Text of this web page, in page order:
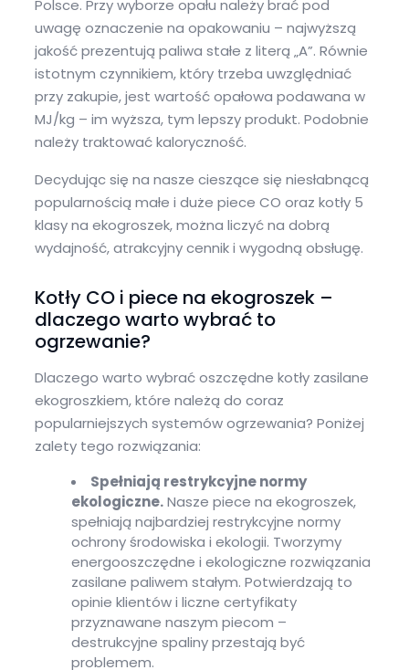
Polsce. Przy wyborze opału należy brać pod
uwagę oznaczenie na opakowaniu – najwyższą
jakość prezentują paliwa stałe z literą „A”. Równie
istotnym czynnikiem, który trzeba uwzględniać
przy zakupie, jest wartość opałowa podawana w
MJ/kg – im wyższa, tym lepszy produkt. Podobnie
należy traktować kaloryczność.
Decydując się na nasze cieszące się niesłabnącą
popularnością małe i duże piece CO oraz kotły 5
klasy na ekogroszek, można liczyć na dobrą
wydajność, atrakcyjny cennik i wygodną obsługę.
Kotły CO i piece na ekogroszek –
dlaczego warto wybrać to
ogrzewanie?
Dlaczego warto wybrać oszczędne kotły zasilane
ekogroszkiem, które należą do coraz
popularniejszych systemów ogrzewania? Poniżej
zalety tego rozwiązania:
Spełniają restrykcyjne normy
ekologiczne.Nasze piece na ekogroszek,
spełniają najbardziej restrykcyjne normy
ochrony środowiska i ekologii. Tworzymy
energooszczędne i ekologiczne rozwiązania
zasilane paliwem stałym. Potwierdzają to
opinie klientów i liczne certyfikaty
przyznawane naszym piecom –
destrukcyjne spaliny przestają być
problemem.